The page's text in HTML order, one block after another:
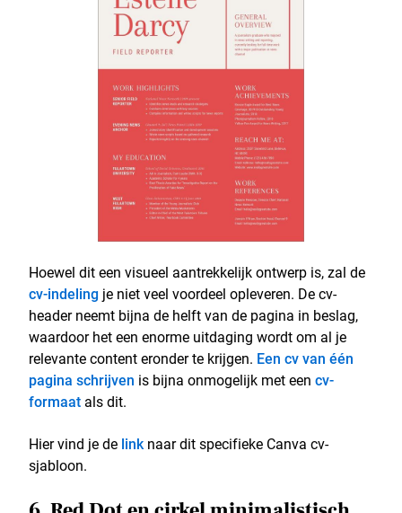
Hoewel dit een visueel aantrekkelijk ontwerp is, zal de
cv-indeling je niet veel voordeel opleveren. De cv-
header neemt bijna de helft van de pagina in beslag,
waardoor het een enorme uitdaging wordt om al je
relevante content eronder te krijgen. Een cv van één
pagina schrijven is bijna onmogelijk met een cv-
formaat als dit.
Hier vind je de linknaar dit specifieke Canva cv-
sjabloon.